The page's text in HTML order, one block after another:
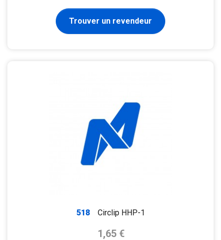
Trouver un revendeur
518
Circlip HHP-1
Prix de base
1,65 €